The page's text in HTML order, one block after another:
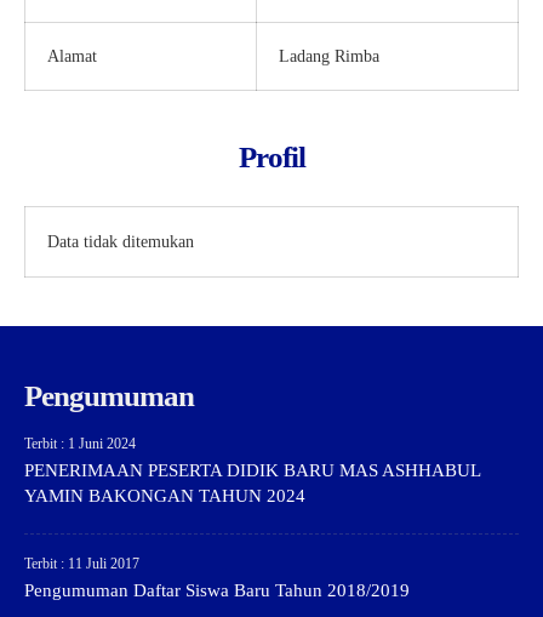
Alamat Ladang Rimba
Profil
Data tidak ditemukan
Pengumuman
Terbit : 1 Juni 2024
PENERIMAAN PESERTA DIDIK BARU MAS ASHHABUL
YAMIN BAKONGAN TAHUN 2024
Terbit : 11 Juli 2017
Pengumuman Daftar Siswa Baru Tahun 2018/2019